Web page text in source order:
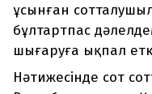
ұсынған
бұлтартпас
шығаруға ықпал
Нәтижесінде сот